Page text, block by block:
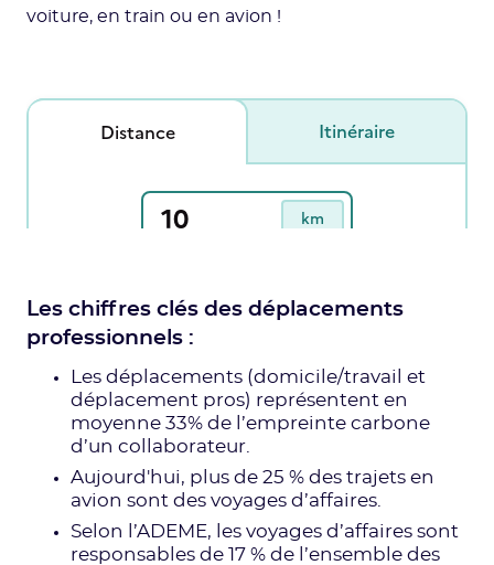
voiture, en train ou en avion !
Les chiffres clés des déplacements
professionnels :
Les déplacements (domicile/travail et
déplacement pros) représentent en
moyenne 33% de l’empreinte carbone
d’un collaborateur.
Aujourd'hui, plus de 25 % des trajets en
avion sont des voyages d’affaires.
Selon l’ADEME, les voyages d’affaires sont
responsables de 17 % de l’ensemble des